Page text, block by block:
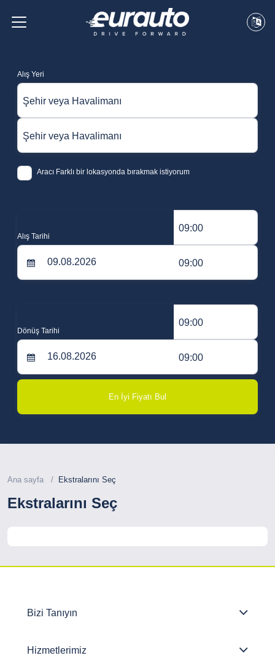
Alış Yeri
Şehir veya Havalimanı
Şehir veya Havalimanı
Aracı Farklı bir lokasyonda bırakmak istiyorum
Alış Tarihi
09:00
09:00
Dönüş Tarihi
09:00
09:00
En İyi Fiyatı Bul
Ana sayfa Ekstralarını Seç
Ekstralarını Seç
Bizi Tanıyın
Hizmetlerimiz